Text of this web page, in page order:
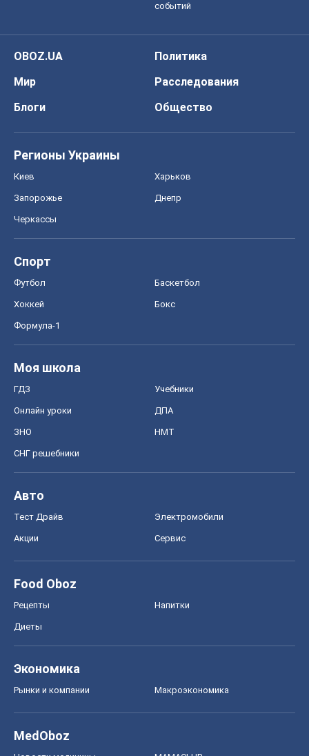
событий
OBOZ.UA
Политика
Мир
Расследования
Блоги
Общество
Регионы Украины
Киев Харьков
Запорожье Днепр
Черкассы
Спорт
Футбол Баскетбол
Хоккей Бокс
Формула-1
Моя школа
ГДЗ Учебники
Онлайн уроки ДПА
ЗНО НМТ
СНГ решебники
Авто
Тест Драйв Электромобили
Акции Сервис
Food Oboz
Рецепты Напитки
Диеты
Экономика
Рынки и компании Mакроэкономика
MedOboz